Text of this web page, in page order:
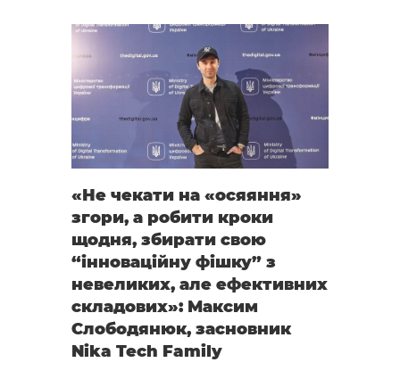
«Не чекати на «осяяння»
згори, а робити кроки
щодня, збирати свою
“інноваційну фішку” з
невеликих, але ефективних
складових»: Максим
Слободянюк, засновник
Nika Tech Family